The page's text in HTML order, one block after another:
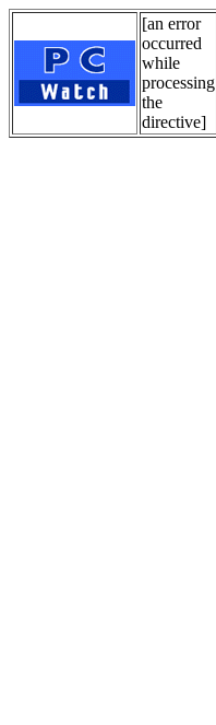
[an error
occurred
while
processing
the
directive]